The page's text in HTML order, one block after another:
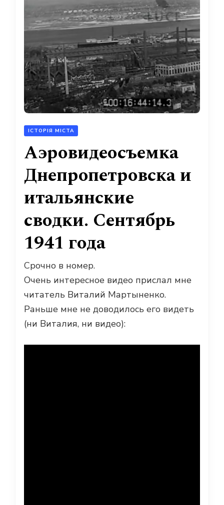
ІСТОРІЯ МІСТА
Аэровидеосъемка
Днепропетровска и
итальянские
сводки. Сентябрь
1941 года
Срочно в номер.
Очень интересное видео прислал мне
читатель Виталий Мартыненко.
Раньше мне не доводилось его видеть
(ни Виталия, ни видео):